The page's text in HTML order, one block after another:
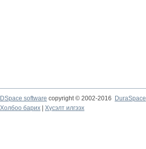
DSpace software copyright © 2002-2016
DuraSpace
Холбоо барих
Хүсэлт илгээх